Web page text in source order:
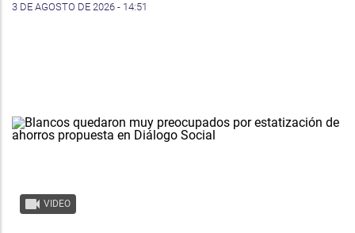
3 DE AGOSTO DE 2026 - 14:51
VIDEO